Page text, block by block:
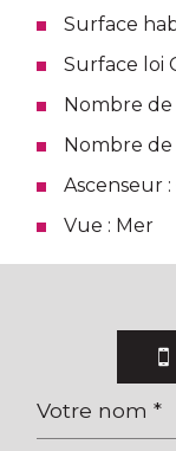
Surface
Surface loi
Nombre de
Nombre de
Ascenseur :
Vue : Mer